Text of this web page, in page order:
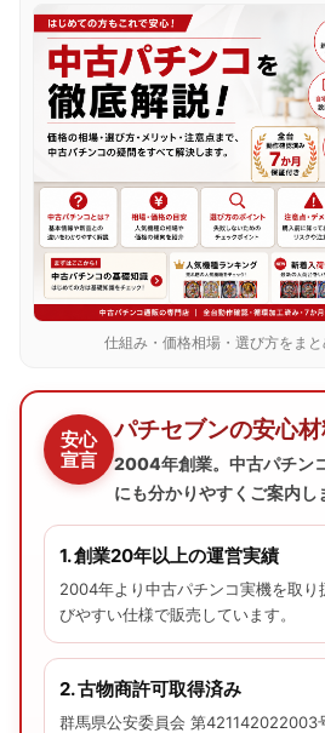
仕組み・価格相場・選び方をま
安心
宣言
パチセブンの安心
2004年創業。中古パチン
にも分かりやすくご案内し
1. 創業20年以上の運営実績
2004年より中古パチンコ実機を取り
びやすい仕様で販売しています。
2. 古物商許可取得済み
群馬県公安委員会 第421142022003